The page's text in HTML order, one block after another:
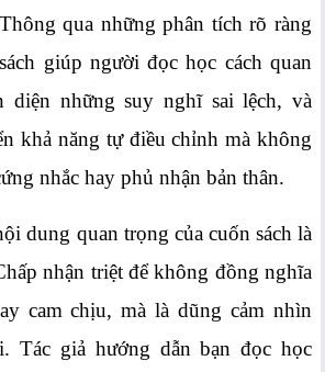
qua những phân tích rõ ràng
giúp người đọc học cách quan
diện những suy nghĩ sai lệch, và
khả năng tự điều chỉnh mà không
nhắc hay phủ nhận bản thân.
dung quan trọng của cuốn sách là
nhận triệt để không đồng nghĩa
cam chịu, mà là dũng cảm nhìn
Tác giả hướng dẫn bạn đọc học